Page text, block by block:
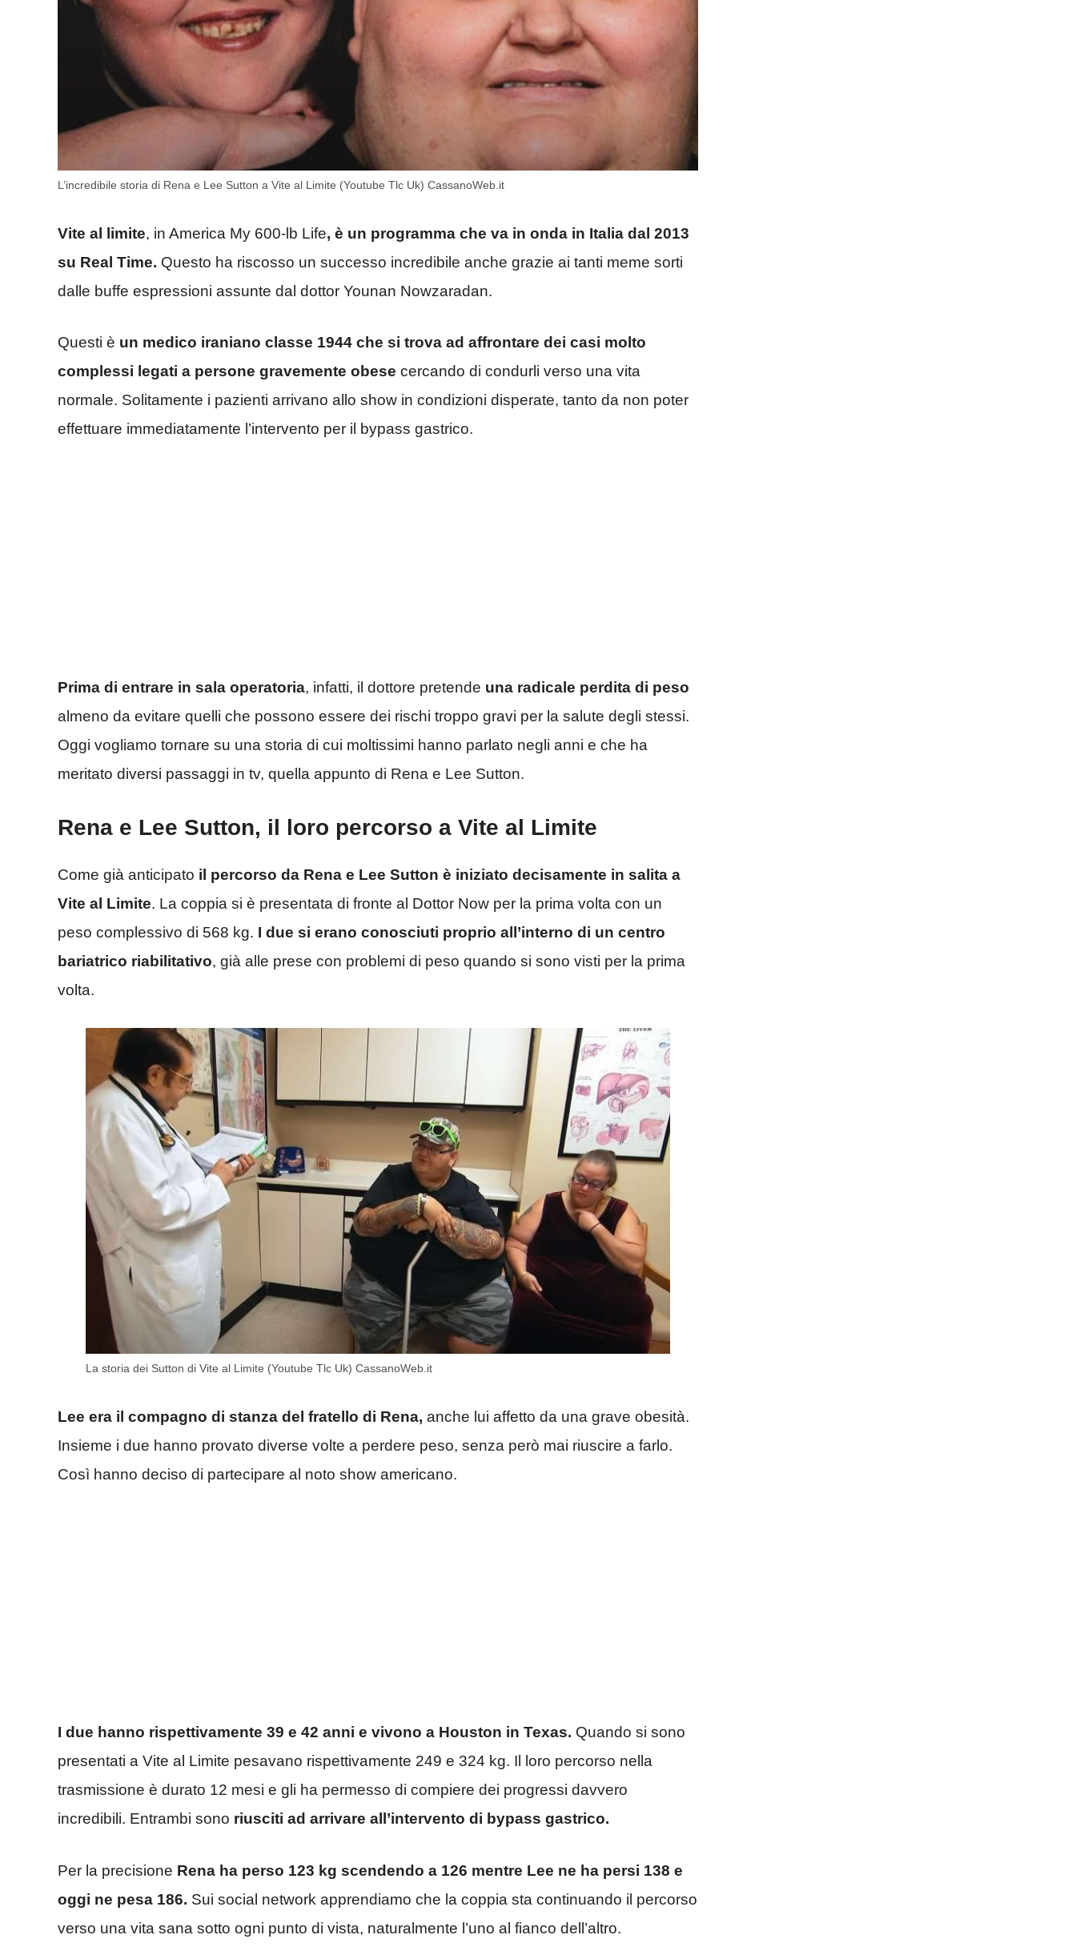
L’incredibile storia di Rena e Lee Sutton a Vite al Limite (Youtube Tlc Uk) CassanoWeb.it
Vite al limite, in America My 600-lb Life, è un programma che va in onda in Italia dal 2013
su Real Time. Questo ha riscosso un successo incredibile anche grazie ai tanti meme sorti
dalle buffe espressioni assunte dal dottor Younan Nowzaradan.
Questi è un medico iraniano classe 1944 che si trova ad affrontare dei casi molto
complessi legati a persone gravemente obese cercando di condurli verso una vita
normale. Solitamente i pazienti arrivano allo show in condizioni disperate, tanto da non poter
effettuare immediatamente l’intervento per il bypass gastrico.
Prima di entrare in sala operatoria, infatti, il dottore pretende una radicale perdita di peso
almeno da evitare quelli che possono essere dei rischi troppo gravi per la salute degli stessi.
Oggi vogliamo tornare su una storia di cui moltissimi hanno parlato negli anni e che ha
meritato diversi passaggi in tv, quella appunto di Rena e Lee Sutton.
Rena e Lee Sutton, il loro percorso a Vite al Limite
Come già anticipato il percorso da Rena e Lee Sutton è iniziato decisamente in salita a
Vite al Limite. La coppia si è presentata di fronte al Dottor Now per la prima volta con un
peso complessivo di 568 kg. I due si erano conosciuti proprio all’interno di un centro
bariatrico riabilitativo, già alle prese con problemi di peso quando si sono visti per la prima
volta.
La storia dei Sutton di Vite al Limite (Youtube Tlc Uk) CassanoWeb.it
Lee era il compagno di stanza del fratello di Rena, anche lui affetto da una grave obesità.
Insieme i due hanno provato diverse volte a perdere peso, senza però mai riuscire a farlo.
Così hanno deciso di partecipare al noto show americano.
I due hanno rispettivamente 39 e 42 anni e vivono a Houston in Texas. Quando si sono
presentati a Vite al Limite pesavano rispettivamente 249 e 324 kg. Il loro percorso nella
trasmissione è durato 12 mesi e gli ha permesso di compiere dei progressi davvero
incredibili. Entrambi sono riusciti ad arrivare all’intervento di bypass gastrico.
Per la precisione Rena ha perso 123 kg scendendo a 126 mentre Lee ne ha persi 138 e
oggi ne pesa 186. Sui social network apprendiamo che la coppia sta continuando il percorso
verso una vita sana sotto ogni punto di vista, naturalmente l’uno al fianco dell’altro.